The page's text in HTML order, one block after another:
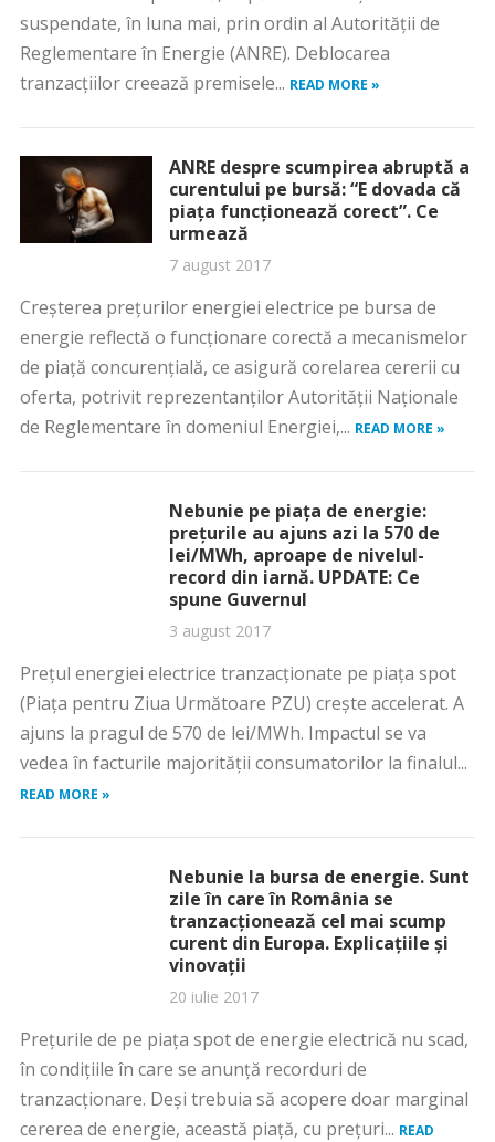
suspendate, în luna mai, prin ordin al Autorităţii de
Reglementare în Energie (ANRE). Deblocarea
tranzacţiilor creează premisele... READ MORE »
ANRE despre scumpirea abruptă a
curentului pe bursă: “E dovada că
piaţa funcţionează corect”. Ce
urmează
7 august 2017
Creşterea preţurilor energiei electrice pe bursa de
energie reflectă o funcţionare corectă a mecanismelor
de piaţă concurenţială, ce asigură corelarea cererii cu
oferta, potrivit reprezentanţilor Autorităţii Naţionale
de Reglementare în domeniul Energiei,... READ MORE »
Nebunie pe piaţa de energie:
preţurile au ajuns azi la 570 de
lei/MWh, aproape de nivelul-
record din iarnă. UPDATE: Ce
spune Guvernul
3 august 2017
Preţul energiei electrice tranzacţionate pe piaţa spot
(Piaţa pentru Ziua Următoare PZU) creşte accelerat. A
ajuns la pragul de 570 de lei/MWh. Impactul se va
vedea în facturile majorităţii consumatorilor la finalul...
READ MORE »
Nebunie la bursa de energie. Sunt
zile în care în România se
tranzacţionează cel mai scump
curent din Europa. Explicaţiile şi
vinovaţii
20 iulie 2017
Preţurile de pe piaţa spot de energie electrică nu scad,
în condiţiile în care se anunţă recorduri de
tranzacţionare. Deşi trebuia să acopere doar marginal
cererea de energie, această piaţă, cu preţuri... READ